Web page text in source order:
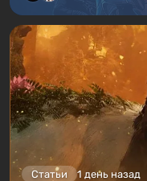
Статьи 1 день назад